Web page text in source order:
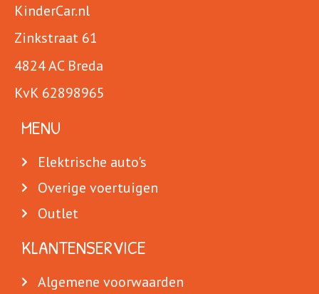
KinderCar.nl
Zinkstraat 61
4824 AC Breda
KvK 62898965
MENU
Elektrische auto's
Overige voertuigen
Outlet
KLANTENSERVICE
Algemene voorwaarden